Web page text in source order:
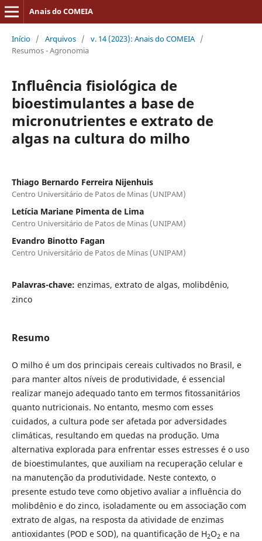
Anais do COMEIA
Início / Arquivos / v. 14 (2023): Anais do COMEIA /
Resumos - Agronomia
Influência fisiológica de
bioestimulantes a base de
micronutrientes e extrato de
algas na cultura do milho
Thiago Bernardo Ferreira Nijenhuis
Centro Universitário de Patos de Minas (UNIPAM)
Letícia Mariane Pimenta de Lima
Centro Universitário de Patos de Minas (UNIPAM)
Evandro Binotto Fagan
Centro Universitário de Patos de Minas (UNIPAM)
Palavras-chave: enzimas, extrato de algas, molibdênio,
zinco
Resumo
O milho é um dos principais cereais cultivados no Brasil, e
para manter altos níveis de produtividade, é essencial
realizar manejo adequado tanto em termos fitossanitários
quanto nutricionais. No entanto, mesmo com esses
cuidados, a cultura pode ser afetada por adversidades
climáticas, resultando em quedas na produção. Uma
alternativa explorada para enfrentar esses estresses é o uso
de bioestimulantes, que auxiliam na recuperação celular e
na manutenção da produtividade. Neste contexto, o
presente estudo teve como objetivo avaliar a influência do
molibdênio e do zinco, isoladamente ou em associação com
extrato de algas, na resposta da atividade de enzimas
antioxidantes (POD e SOD), na quantificação de H2O2 e na